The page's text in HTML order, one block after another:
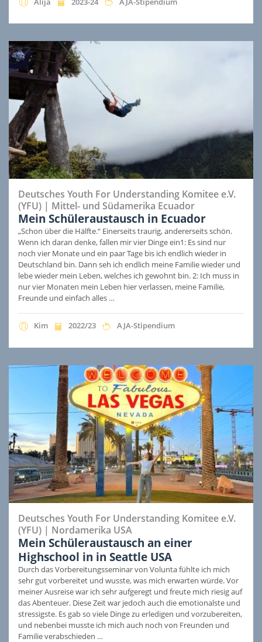
Deutsches Youth For Understanding Komitee e.V.
(YFU) | Mittel- und Südamerika Ecuador
Mein Schüleraustausch in Ecuador
„Schon über die Hälfte.“ Einerseits traurig, andererseits schön.
Wenn ich daran denke, fallen mir vier Dinge ein1: Es sind nur
noch vier Monate und ein paar Tage bis ich endlich wieder in
Deutschland bin. Dann seh ich endlich meine Familie wieder und
lebe wieder mein Leben, welches ich gewohnt bin. 2: Ich muss in
nur vier Monaten mein Leben hier verlassen, meine Familie,
Freunde und einfach alles …
Kim 2022/23 AJA-Stipendium
Deutsches Youth For Understanding Komitee e.V.
(YFU) | Nordamerika USA
Mein Schüleraustausch an einer
Highschool in in Seattle USA
Durch das Vorbereitungsseminar von Volunta fühlte ich mich
sehr gut vorbereitet und wusste, was mich erwarten würde. Vor
meiner Ausreise war ich sehr aufgeregt und freute mich riesig auf
das Abenteuer. Diese Zeit war jedoch auch die emotionalste und
stressigste. Es gab so viele Dinge zu erledigen und vorzubereiten,
und nebenbei musste ich mich auch noch von Freunden und
Familie verabschieden …